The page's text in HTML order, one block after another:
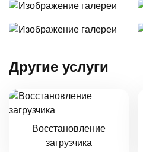
Другие услуги
Восстановление
загрузчика